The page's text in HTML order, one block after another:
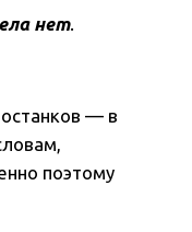
нет.
— в
поэтому